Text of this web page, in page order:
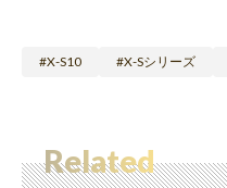
X-S10 X-Sシリーズ
Related